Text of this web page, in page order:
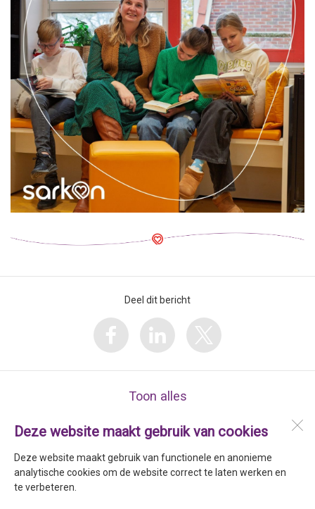
Deze website maakt gebruik van cookies
Deze website maakt gebruik van functionele en anonieme
analytische cookies om de website correct te laten werken en
te verbeteren.
Deel dit bericht
Toon alles
Drs. F. Bijlweg 8a
1784 MC
Den Helder